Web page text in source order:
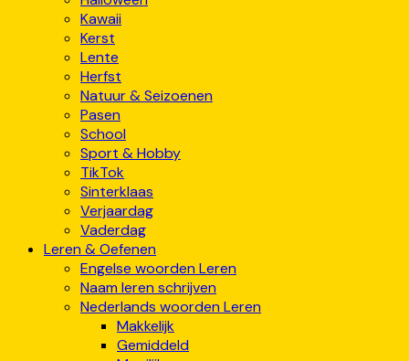
Kawaii
Kerst
Lente
Herfst
Natuur & Seizoenen
Pasen
School
Sport & Hobby
TikTok
Sinterklaas
Verjaardag
Vaderdag
Leren & Oefenen
Engelse woorden Leren
Naam leren schrijven
Nederlands woorden Leren
Makkelijk
Gemiddeld